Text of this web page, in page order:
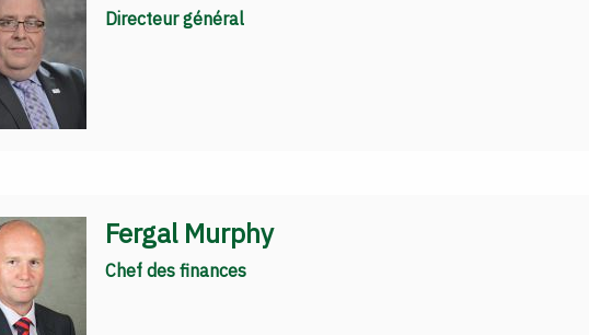
Directeur général
Fergal Murphy
Chef des finances